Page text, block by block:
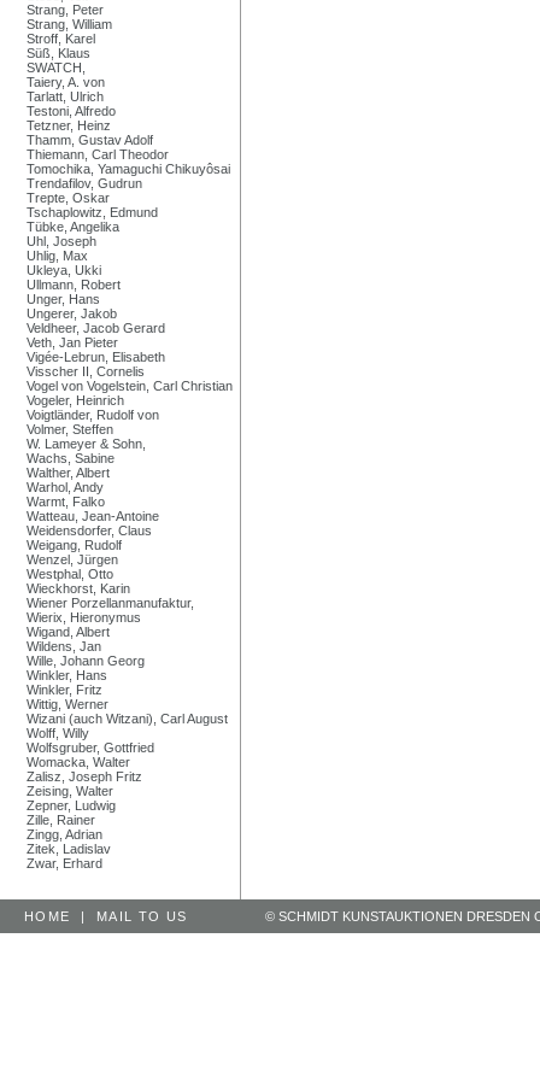
Strang, Peter
Strang, William
Stroff, Karel
Süß, Klaus
SWATCH,
Taiery, A. von
Tarlatt, Ulrich
Testoni, Alfredo
Tetzner, Heinz
Thamm, Gustav Adolf
Thiemann, Carl Theodor
Tomochika, Yamaguchi Chikuyôsai
Trendafilov, Gudrun
Trepte, Oskar
Tschaplowitz, Edmund
Tübke, Angelika
Uhl, Joseph
Uhlig, Max
Ukleya, Ukki
Ullmann, Robert
Unger, Hans
Ungerer, Jakob
Veldheer, Jacob Gerard
Veth, Jan Pieter
Vigée-Lebrun, Elisabeth
Visscher II, Cornelis
Vogel von Vogelstein, Carl Christian
Vogeler, Heinrich
Voigtländer, Rudolf von
Volmer, Steffen
W. Lameyer & Sohn,
Wachs, Sabine
Walther, Albert
Warhol, Andy
Warmt, Falko
Watteau, Jean-Antoine
Weidensdorfer, Claus
Weigang, Rudolf
Wenzel, Jürgen
Westphal, Otto
Wieckhorst, Karin
Wiener Porzellanmanufaktur,
Wierix, Hieronymus
Wigand, Albert
Wildens, Jan
Wille, Johann Georg
Winkler, Hans
Winkler, Fritz
Wittig, Werner
Wizani (auch Witzani), Carl August
Wolff, Willy
Wolfsgruber, Gottfried
Womacka, Walter
Zalisz, Joseph Fritz
Zeising, Walter
Zepner, Ludwig
Zille, Rainer
Zingg, Adrian
Zitek, Ladislav
Zwar, Erhard
HOME | MAIL TO US © SCHMIDT KUNSTAUKTIONEN DRESDEN